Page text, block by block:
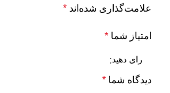
علامت‌گذاری شده‌اند *
امتیاز شما *
دیدگاه شما *